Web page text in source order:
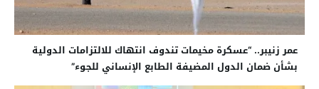
عمر زنيبر.. “عسكرة مخيمات تندوف انتهاك للالتزامات الدولية
بشأن ضمان الدول المضيفة الطابع الإنساني للجوء”